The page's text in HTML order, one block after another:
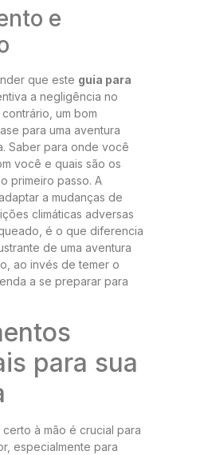
e
que este guia para
a negligência no
um bom
para uma aventura
Saber para onde você
você e quais são os
primeiro passo. A
a mudanças de
climáticas adversas
é o que diferencia
de uma aventura
ao invés de temer o
a se preparar para
para sua
à mão é crucial para
especialmente para